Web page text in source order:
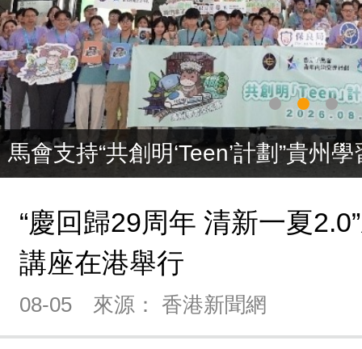
馬會支持“共創明‘Teen’計劃”貴州
“慶回歸29周年 清新一夏
講座在港舉行
08-05 來源： 香港新聞網